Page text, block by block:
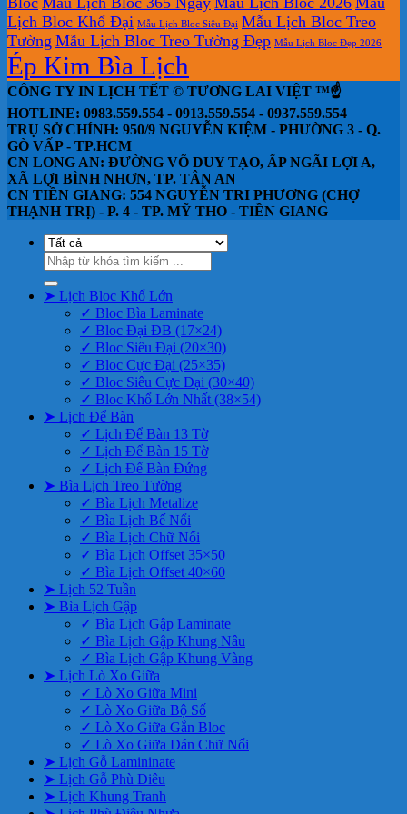
Lịch Bloc Khổ Đại Mẫu Lịch Bloc Siêu Đại Mẫu Lịch Bloc Treo
Tường Mẫu Lịch Bloc Treo Tường Đẹp Mẫu Lịch Bloc Đẹp 2026
Ép Kim Bìa Lịch
CÔNG TY IN LỊCH TẾT © TƯƠNG LAI VIỆT ™☝️
HOTLINE: 0983.559.554 - 0913.559.554 - 0937.559.554
TRỤ SỞ CHÍNH: 950/9 NGUYỄN KIỆM - PHƯỜNG 3 - Q.
GÒ VẤP - TP.HCM
CN LONG AN: ĐƯỜNG VÕ DUY TẠO, ẤP NGÃI LỢI A,
XÃ LỢI BÌNH NHƠN, TP. TÂN AN
CN TIỀN GIANG: 554 NGUYỄN TRI PHƯƠNG (CHỢ
THẠNH TRỊ) - P. 4 - TP. MỸ THO - TIỀN GIANG
Tìm
kiếm:
➤ Lịch Bloc Khổ Lớn
✓ Bloc Bìa Laminate
✓ Bloc Đại ĐB (17×24)
✓ Bloc Siêu Đại (20×30)
✓ Bloc Cực Đại (25×35)
✓ Bloc Siêu Cực Đại (30×40)
✓ Bloc Khổ Lớn Nhất (38×54)
➤ Lịch Để Bàn
✓ Lịch Để Bàn 13 Tờ
✓ Lịch Để Bàn 15 Tờ
✓ Lịch Để Bàn Đứng
➤ Bìa Lịch Treo Tường
✓ Bìa Lịch Metalize
✓ Bìa Lịch Bế Nổi
✓ Bìa Lịch Chữ Nổi
✓ Bìa Lịch Offset 35×50
✓ Bìa Lịch Offset 40×60
➤ Lịch 52 Tuần
➤ Bìa Lịch Gập
✓ Bìa Lịch Gập Laminate
✓ Bìa Lịch Gập Khung Nâu
✓ Bìa Lịch Gập Khung Vàng
➤ Lịch Lò Xo Giữa
✓ Lò Xo Giữa Mini
✓ Lò Xo Giữa Bộ Số
✓ Lò Xo Giữa Gắn Bloc
✓ Lò Xo Giữa Dán Chữ Nổi
➤ Lịch Gỗ Lamininate
➤ Lịch Gỗ Phù Điêu
➤ Lịch Khung Tranh